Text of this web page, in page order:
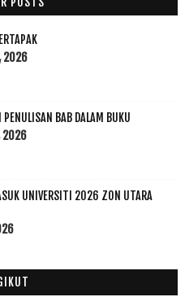
2026
BAB DALAM BUKU
2026
UNIVERSITI 2026 ZON UTARA